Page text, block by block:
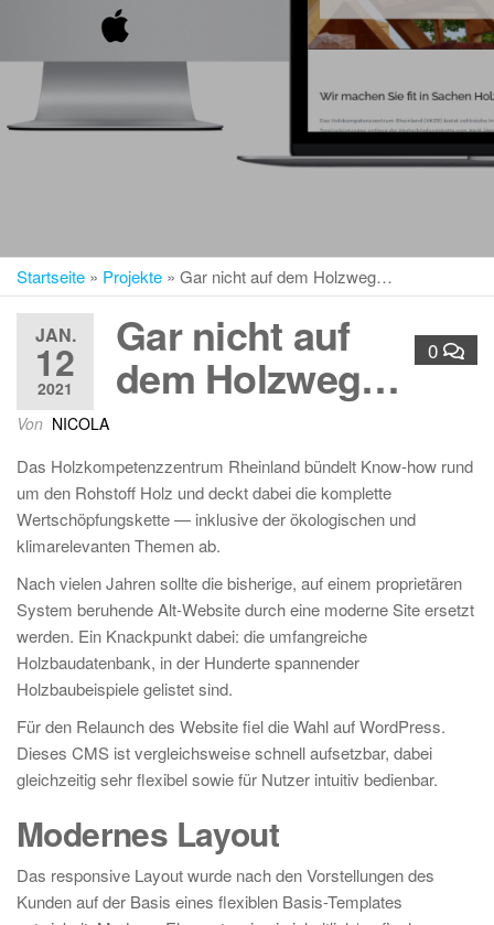
Startseite » Projekte » Gar nicht auf dem Holzweg…
JAN.
12
2021
0
Gar nicht auf
dem Holzweg…
Von NICOLA
Das Holzkompetenzzentrum Rheinland bündelt Know-how rund
um den Rohstoff Holz und deckt dabei die komplette
Wertschöpfungskette — inklusive der ökologischen und
klimarelevanten Themen ab.
Nach vielen Jahren sollte die bisherige, auf einem proprietären
System beruhende Alt-Website durch eine moderne Site ersetzt
werden. Ein Knackpunkt dabei: die umfangreiche
Holzbaudatenbank, in der Hunderte spannender
Holzbaubeispiele gelistet sind.
Für den Relaunch des Website fiel die Wahl auf WordPress.
Dieses CMS ist vergleichsweise schnell aufsetzbar, dabei
gleichzeitig sehr flexibel sowie für Nutzer intuitiv bedienbar.
Modernes Layout
Das responsive Layout wurde nach den Vorstellungen des
Kunden auf der Basis eines flexiblen Basis-Templates